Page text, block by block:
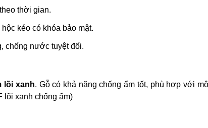
thời gian.
kéo có khóa bảo mật.
chống nước tuyệt đối.
lõi xanh. Gỗ có khả năng chống ẩm tốt, phù hợp với
lõi xanh chống ẩm)